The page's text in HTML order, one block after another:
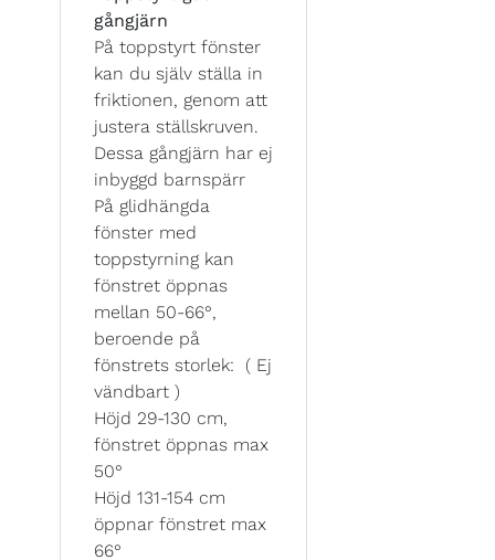
gångjärn
På toppstyrt fönster
kan du själv ställa in
friktionen, genom att
justera ställskruven.
Dessa gångjärn har ej
inbyggd barnspärr
På glidhängda
fönster med
toppstyrning kan
fönstret öppnas
mellan 50-66°,
beroende på
fönstrets storlek: ( Ej
vändbart )
Höjd 29-130 cm,
fönstret öppnas max
50°
Höjd 131-154 cm
öppnar fönstret max
66°